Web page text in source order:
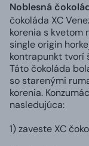
Noblesná
čokoláda XC
korenia s kvetom
single origin
kontrapunkt tvorí
Táto čokoláda
so starenými
korenia.
nasledujúca:
1) zaveste XC